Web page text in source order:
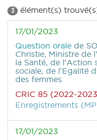
3 élément(s)
17/01/2023
Question orale de
Christie, Ministre de
la Santé, de l'Action
sociale, de l'Egalité
des femmes
CRIC 85 (2022-
Enregistrements
17/01/2023